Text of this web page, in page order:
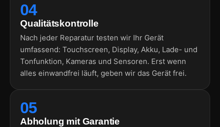
04
Qualitätskontrolle
Nach jeder Reparatur testen wir Ihr Gerät
umfassend: Touchscreen, Display, Akku, Lade- und
Tonfunktion, Kameras und Sensoren. Erst wenn
alles einwandfrei läuft, geben wir das Gerät frei.
05
Abholung mit Garantie